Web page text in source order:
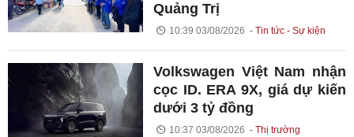
Quảng Trị
10:39 03/08/2026 Tin tức - Sự kiện
Volkswagen Việt Nam nhận
cọc ID. ERA 9X, giá dự kiến
dưới 3 tỷ đồng
10:37 03/08/2026 Thị trường